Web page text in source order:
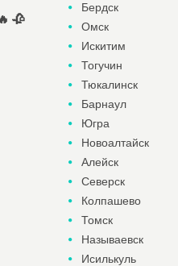
🥀
Бердск
Омск
Искитим
Тогучин
Тюкалинск
Барнаул
Югра
Новоалтайск
Алейск
Северск
Колпашево
Томск
Называевск
Исилькуль